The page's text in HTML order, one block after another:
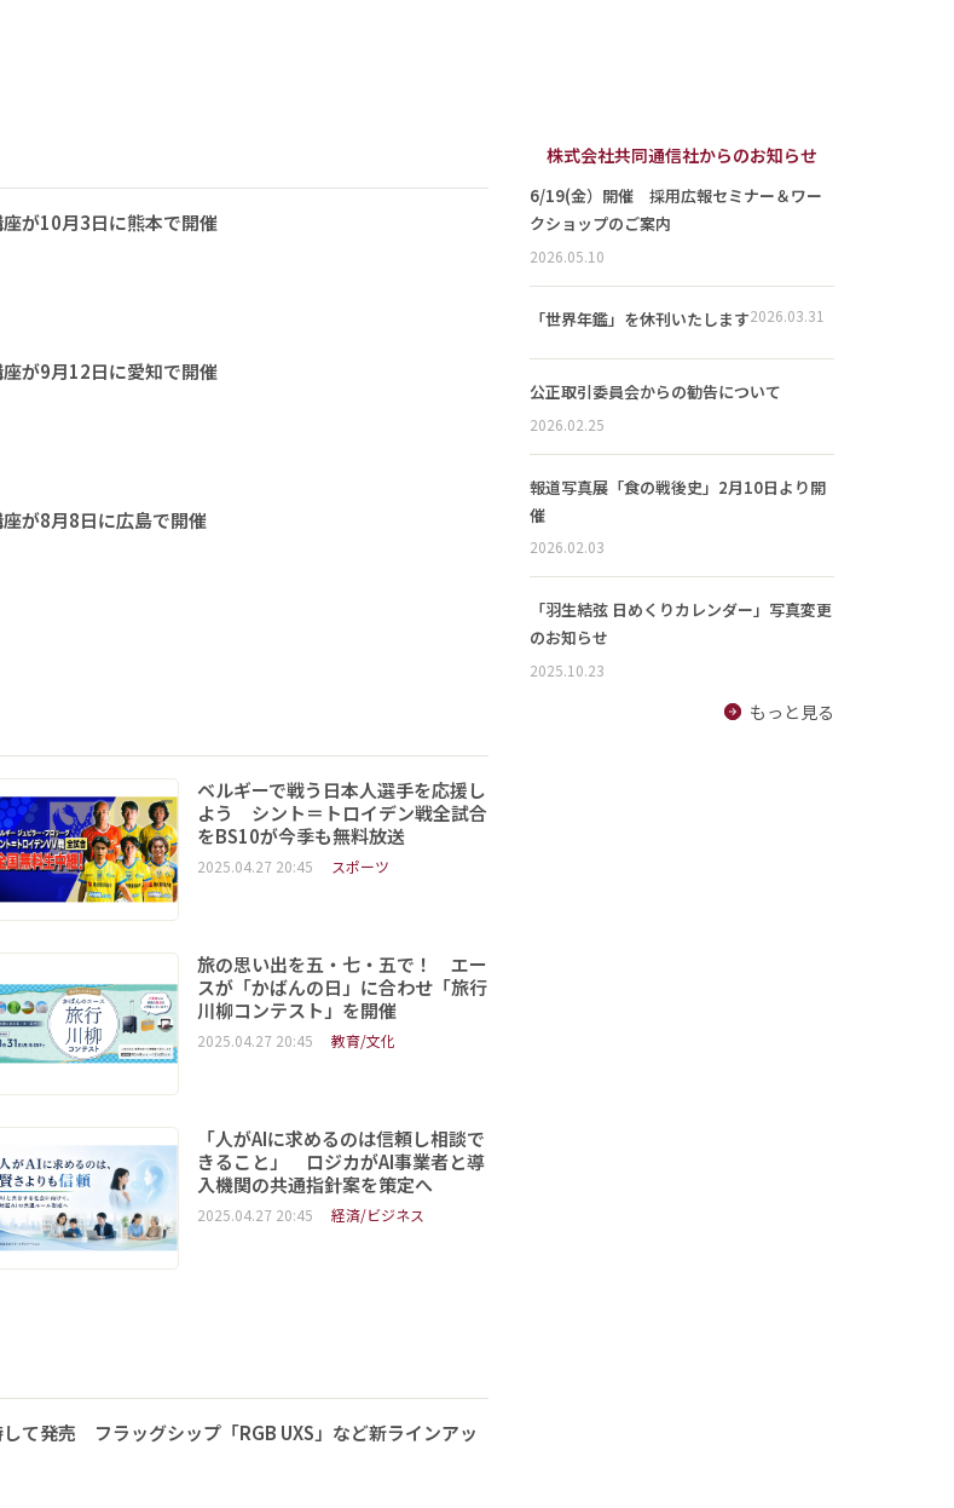
が10月3日に熊本で開催
が9月12日に愛知で開催
が8月8日に広島で開催
ベルギーで戦う日本人選手を応援し
よう シント＝トロイデン戦全試合
をBS10が今季も無料放送
2025.04.27 20:45 スポーツ
旅の思い出を五・七・五で！ エー
スが「かばんの日」に合わせ「旅行
川柳コンテスト」を開催
2025.04.27 20:45 教育/文化
「人がAIに求めるのは信頼し相談で
きること」 ロジカがAI事業者と導
入機関の共通指針案を策定へ
2025.04.27 20:45 経済/ビジネス
て発売 フラッグシップ「RGB UXS」など新ラインアッ
株式会社共同通信社からのお知らせ
6/19(金）開催 採用広報セミナー＆ワー
クショップのご案内
2026.05.10
「世界年鑑」を休刊いたします2026.03.31
公正取引委員会からの勧告について
2026.02.25
報道写真展「食の戦後史」2月10日より開
催
2026.02.03
「羽生結弦 日めくりカレンダー」写真変更
のお知らせ
2025.10.23
もっと見る